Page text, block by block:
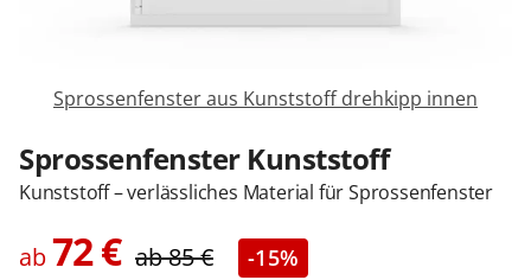
Sprossenfenster aus Kunststoff drehkipp innen
Sprossenfenster Kunststoff
Kunststoff – verlässliches Material für Sprossenfenster
ab72€ ab85€ -15%